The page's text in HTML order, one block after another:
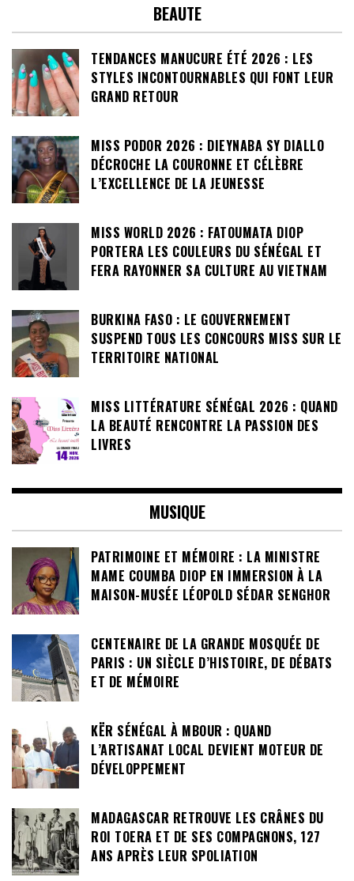
BEAUTE
TENDANCES MANUCURE ÉTÉ 2026 : LES
STYLES INCONTOURNABLES QUI FONT LEUR
GRAND RETOUR
MISS PODOR 2026 : DIEYNABA SY DIALLO
DÉCROCHE LA COURONNE ET CÉLÈBRE
L’EXCELLENCE DE LA JEUNESSE
MISS WORLD 2026 : FATOUMATA DIOP
PORTERA LES COULEURS DU SÉNÉGAL ET
FERA RAYONNER SA CULTURE AU VIETNAM
BURKINA FASO : LE GOUVERNEMENT
SUSPEND TOUS LES CONCOURS MISS SUR LE
TERRITOIRE NATIONAL
MISS LITTÉRATURE SÉNÉGAL 2026 : QUAND
LA BEAUTÉ RENCONTRE LA PASSION DES
LIVRES
MUSIQUE
PATRIMOINE ET MÉMOIRE : LA MINISTRE
MAME COUMBA DIOP EN IMMERSION À LA
MAISON-MUSÉE LÉOPOLD SÉDAR SENGHOR
CENTENAIRE DE LA GRANDE MOSQUÉE DE
PARIS : UN SIÈCLE D’HISTOIRE, DE DÉBATS
ET DE MÉMOIRE
KËR SÉNÉGAL À MBOUR : QUAND
L’ARTISANAT LOCAL DEVIENT MOTEUR DE
DÉVELOPPEMENT
MADAGASCAR RETROUVE LES CRÂNES DU
ROI TOERA ET DE SES COMPAGNONS, 127
ANS APRÈS LEUR SPOLIATION